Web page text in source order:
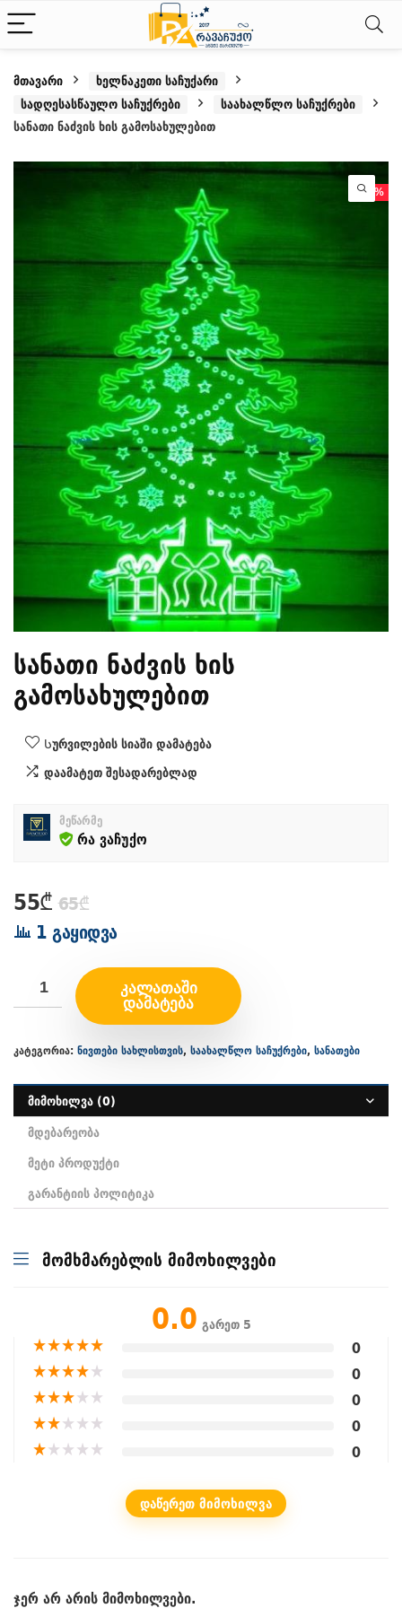
მთავარი
ხელნაკეთი საჩუქარი
სადღესასწაულო საჩუქრები
საახალწლო საჩუქრები
სანათი ნაძვის ხის გამოსახულებით
- 15%
სანათი ნაძვის ხის
გამოსახულებით
Სურვილების სიაში დამატება
დაამატეთ შესადარებლად
მეწარმე
რა ვაჩუქო
65₾Original
price
was:
65₾.
55₾ Current
price
is:
55₾.
1 გაყიდვა
ᲙᲐᲚᲐᲗᲐᲨᲘ
ᲓᲐᲛᲐᲢᲔᲑᲐ
კატეგორია: ნივთები სახლისთვის, საახალწლო საჩუქრები, სანათები
მიმოხილვა (0)
მდებარეობა
მეტი პროდუქტი
გარანტიის პოლიტიკა
მომხმარებლის მიმოხილვები
0.0 გარეთ 5
★★★★★ 0
★★★★★ 0
★★★★★ 0
★★★★★ 0
★★★★★ 0
ᲓᲐᲬᲔᲠᲔᲗ ᲛᲘᲛᲝᲮᲘᲚᲕᲐ
ჯერ არ არის მიმოხილვები.